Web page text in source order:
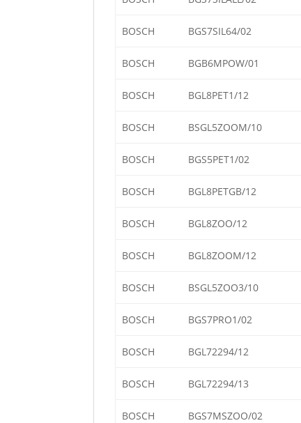
BOSCH BGS7SIL64/02
BOSCH BGB6MPOW/01
BOSCH BGL8PET1/12
BOSCH BSGL5ZOOM/10
BOSCH BGS5PET1/02
BOSCH BGL8PETGB/12
BOSCH BGL8ZOO/12
BOSCH BGL8ZOOM/12
BOSCH BSGL5ZOO3/10
BOSCH BGS7PRO1/02
BOSCH BGL72294/12
BOSCH BGL72294/13
BOSCH BGS7MSZOO/02